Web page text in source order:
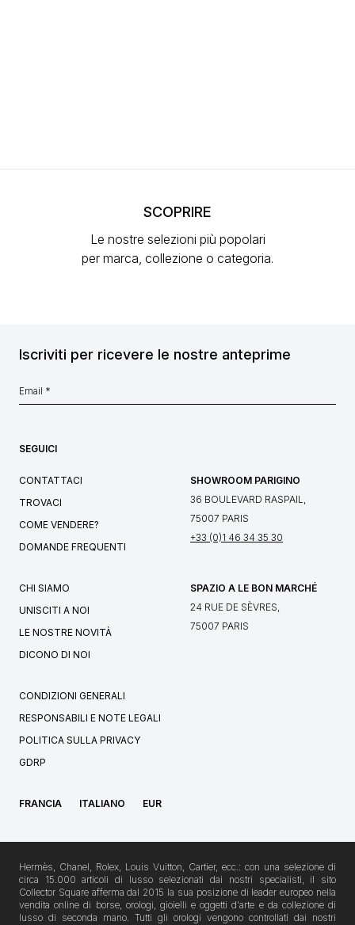
SCOPRIRE
Le nostre selezioni più popolari
per marca, collezione o categoria.
Iscriviti per ricevere le nostre anteprime
SEGUICI
CONTATTACI
TROVACI
COME VENDERE?
DOMANDE FREQUENTI
SHOWROOM PARIGINO
36 BOULEVARD RASPAIL,
75007 PARIS
+33 (0)1 46 34 35 30
CHI SIAMO
UNISCITI A NOI
LE NOSTRE NOVITÀ
DICONO DI NOI
SPAZIO A LE BON MARCHÉ
24 RUE DE SÈVRES,
75007 PARIS
CONDIZIONI GENERALI
RESPONSABILI E NOTE LEGALI
POLITICA SULLA PRIVACY
GDRP
FRANCIA ITALIANO EUR
Hermès, Chanel, Rolex, Louis Vuitton, Cartier, ecc.: con una selezione di
circa 15.000 articoli di lusso selezionati dai nostri specialisti, il sito
Collector Square afferma dal 2015 la sua posizione di leader europeo nella
vendita online di borse, orologi, gioielli e oggetti d'arte e da collezione di
lusso di seconda mano. Tutti gli orologi vengono controllati dai nostri